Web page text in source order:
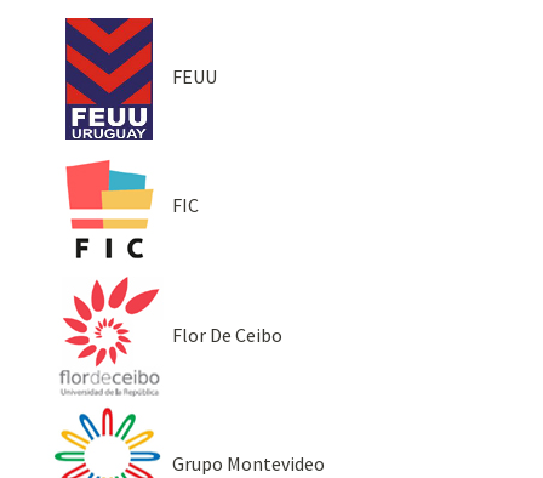
FEUU
FIC
Flor De Ceibo
Grupo Montevideo